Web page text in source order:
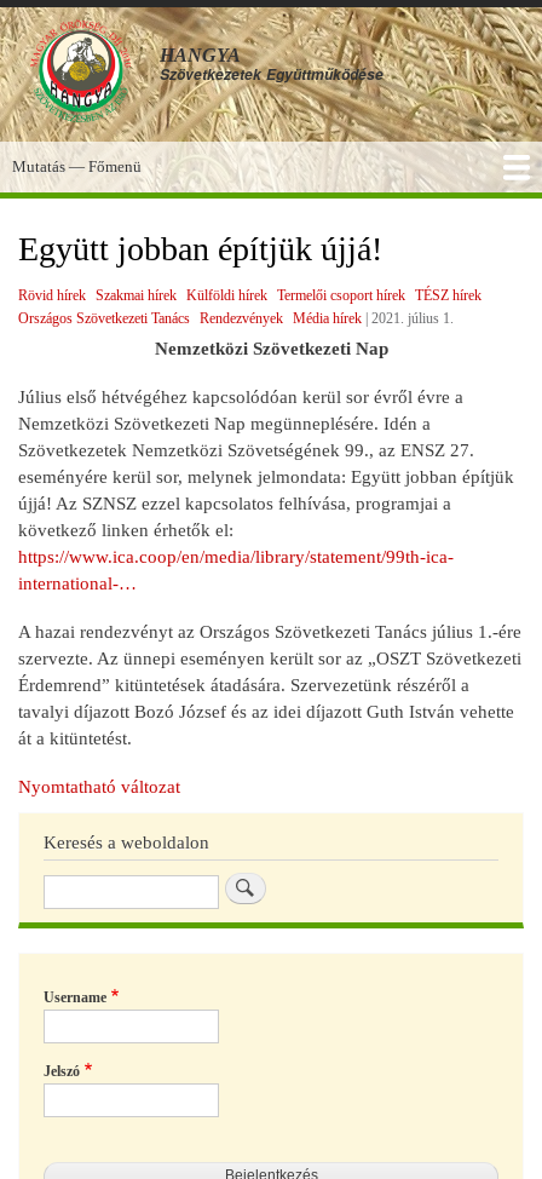
Ugrás
a
tartalomra
HANGYA
Szövetkezetek Együttműködése
Főmenü
Mutatás — Főmenü
Együtt jobban építjük újjá!
Rövid hírek Szakmai hírek Külföldi hírek Termelői csoport hírek TÉSZ hírek
Országos Szövetkezeti Tanács Rendezvények Média hírek 2021. július 1.
Nemzetközi Szövetkezeti Nap
Július első hétvégéhez kapcsolódóan kerül sor évről évre a
Nemzetközi Szövetkezeti Nap megünneplésére. Idén a
Szövetkezetek Nemzetközi Szövetségének 99., az ENSZ 27.
eseményére kerül sor, melynek jelmondata: Együtt jobban építjük
újjá! Az SZNSZ ezzel kapcsolatos felhívása, programjai a
következő linken érhetők el:
https://www.ica.coop/en/media/library/statement/99th-ica-
international-…
A hazai rendezvényt az Országos Szövetkezeti Tanács július 1.-ére
szervezte. Az ünnepi eseményen került sor az „OSZT Szövetkezeti
Érdemrend” kitüntetések átadására. Szervezetünk részéről a
tavalyi díjazott Bozó József és az idei díjazott Guth István vehette
át a kitüntetést.
Nyomtatható változat
Keresés a weboldalon
Username
Jelszó